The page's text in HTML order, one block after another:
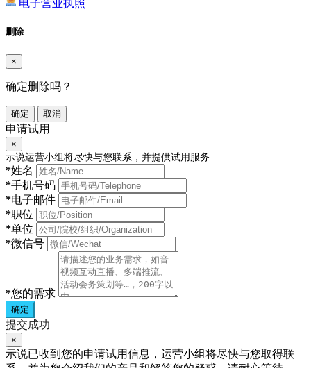
电子营业执照
删除
×
确定删除吗？
确定 取消
申请试用
×
示说运营小组将尽快与您联系，并提供试用服务
*姓名
*手机号码
*电子邮件
*职位
*单位
*微信号
*您的需求
确定
提交成功
×
示说已收到您的申请试用信息，运营小组将尽快与您取得联